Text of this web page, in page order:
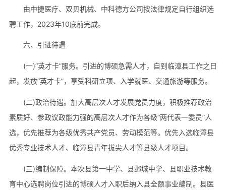
由中捷医疗、双贝机械、中科德方公司按法律规定自行组织选
聘工作，2023年10底前完成。
六、引进待遇
(一)“英才卡”服务。引进的博硕急需人才，自到临漳县工作之日
起，发放“英才卡”，享受科研立项、入学就医、交通旅游等服务。
(二)政治待遇。加大高层次人才发展党员力度，积极推荐政治
素质好、参政议政能力强的高层次人才作为各级“两代表一委员”人
选，优先推荐为各级优秀共产党员、劳动模范等。优先入选临漳县
优秀专业技术人才、临漳县青年拔尖人才等县级人才项目。
(三)编制保障。本次县第一中学、县邺城中学、县职业技术教
育中心选聘岗位引进的博硕人才入职后纳入县全额事业编制。县医